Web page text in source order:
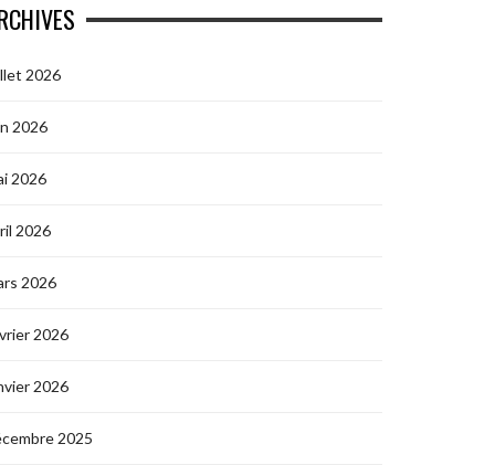
2026
2026
2026
2026
2026
2026
2026
2025